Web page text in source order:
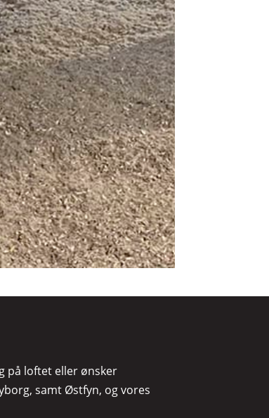
på loftet eller ønsker
samt Østfyn, og vores